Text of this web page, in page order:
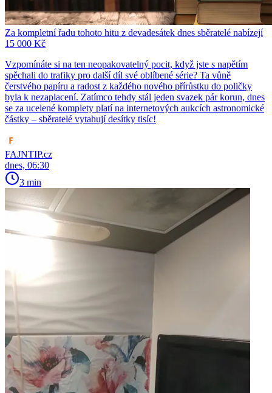
Za kompletní řadu tohoto hitu z devadesátek dnes sběratelé nabízejí
15 000 Kč
Vzpomínáte si na ten neopakovatelný pocit, když jste s napětím
spěchali do trafiky pro další díl své oblíbené série? Ta vůně
čerstvého papíru a radost z každého nového přírůstku do poličky
byla k nezaplacení. Zatímco tehdy stál jeden svazek pár korun, dnes
se za ucelené komplety platí na internetových aukcích astronomické
částky – sběratelé vytahují desítky tisíc!
FAJNTIP.cz
dnes, 06:30
3 min